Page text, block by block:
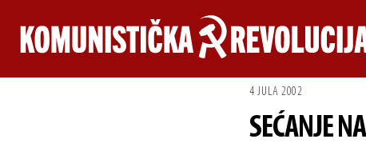
4 JULA 2002
SEĆANJE